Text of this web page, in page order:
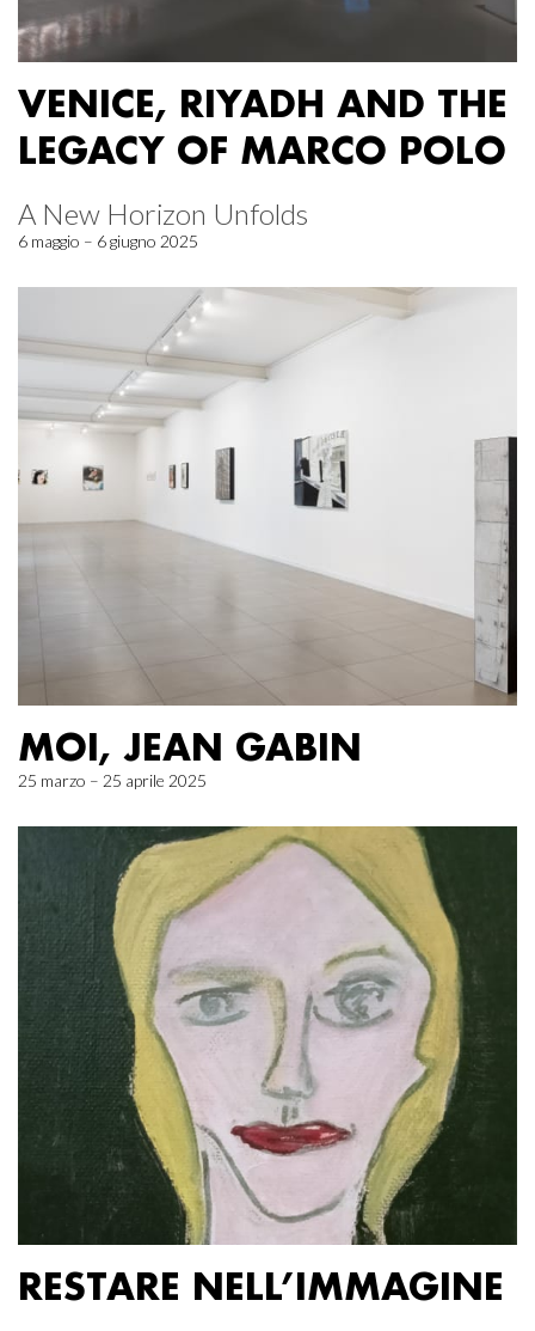
VENICE, RIYADH AND THE
LEGACY OF MARCO POLO
A New Horizon Unfolds
6 maggio – 6 giugno 2025
MOI, JEAN GABIN
25 marzo – 25 aprile 2025
RESTARE NELL’IMMAGINE